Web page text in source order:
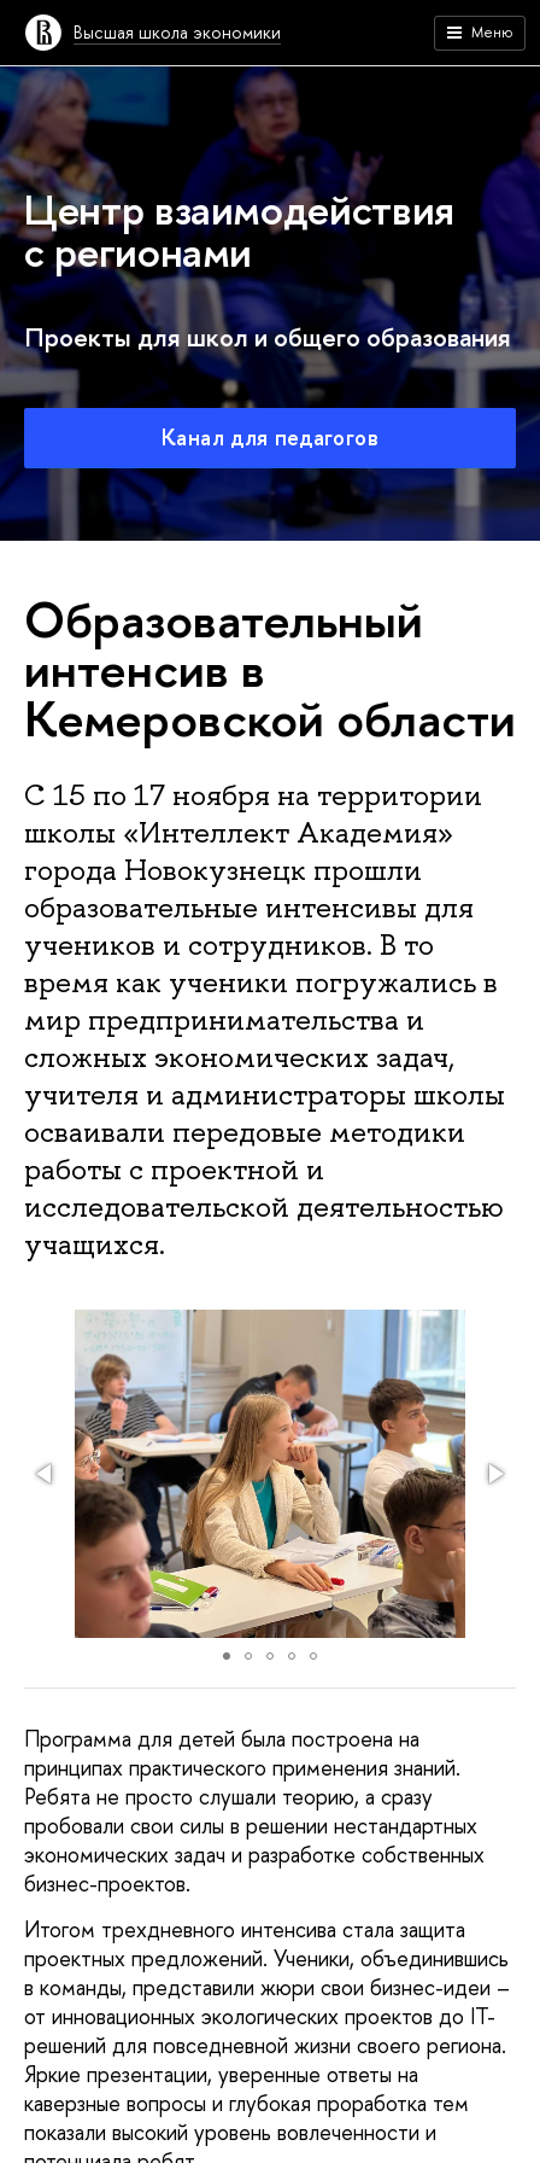
Высшая школа экономики Меню
Центр взаимодействия
с регионами
Проекты для школ и общего образования
Канал для педагогов
Образовательный
интенсив в
Кемеровской области
С 15 по 17 ноября на территории
школы «Интеллект Академия»
города Новокузнецк прошли
образовательные интенсивы для
учеников и сотрудников. В то
время как ученики погружались в
мир предпринимательства и
сложных экономических задач,
учителя и администраторы школы
осваивали передовые методики
работы с проектной и
исследовательской деятельностью
учащихся.
Программа для детей была построена на
принципах практического применения знаний.
Ребята не просто слушали теорию, а сразу
пробовали свои силы в решении нестандартных
экономических задач и разработке собственных
бизнес-проектов.
Итогом трехдневного интенсива стала защита
проектных предложений. Ученики, объединившись
в команды, представили жюри свои бизнес-идеи –
от инновационных экологических проектов до IT-
решений для повседневной жизни своего региона.
Яркие презентации, уверенные ответы на
каверзные вопросы и глубокая проработка тем
показали высокий уровень вовлеченности и